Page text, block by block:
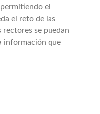
el
el reto de las
se puedan
información que